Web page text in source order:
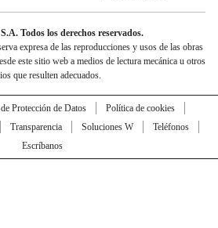
Todos los derechos reservados.
expresa de las reproducciones y usos de las obras
este sitio web a medios de lectura mecánica u otros
que resulten adecuados.
Protección de Datos
Política de cookies
Transparencia Soluciones W
Teléfonos
Escríbanos